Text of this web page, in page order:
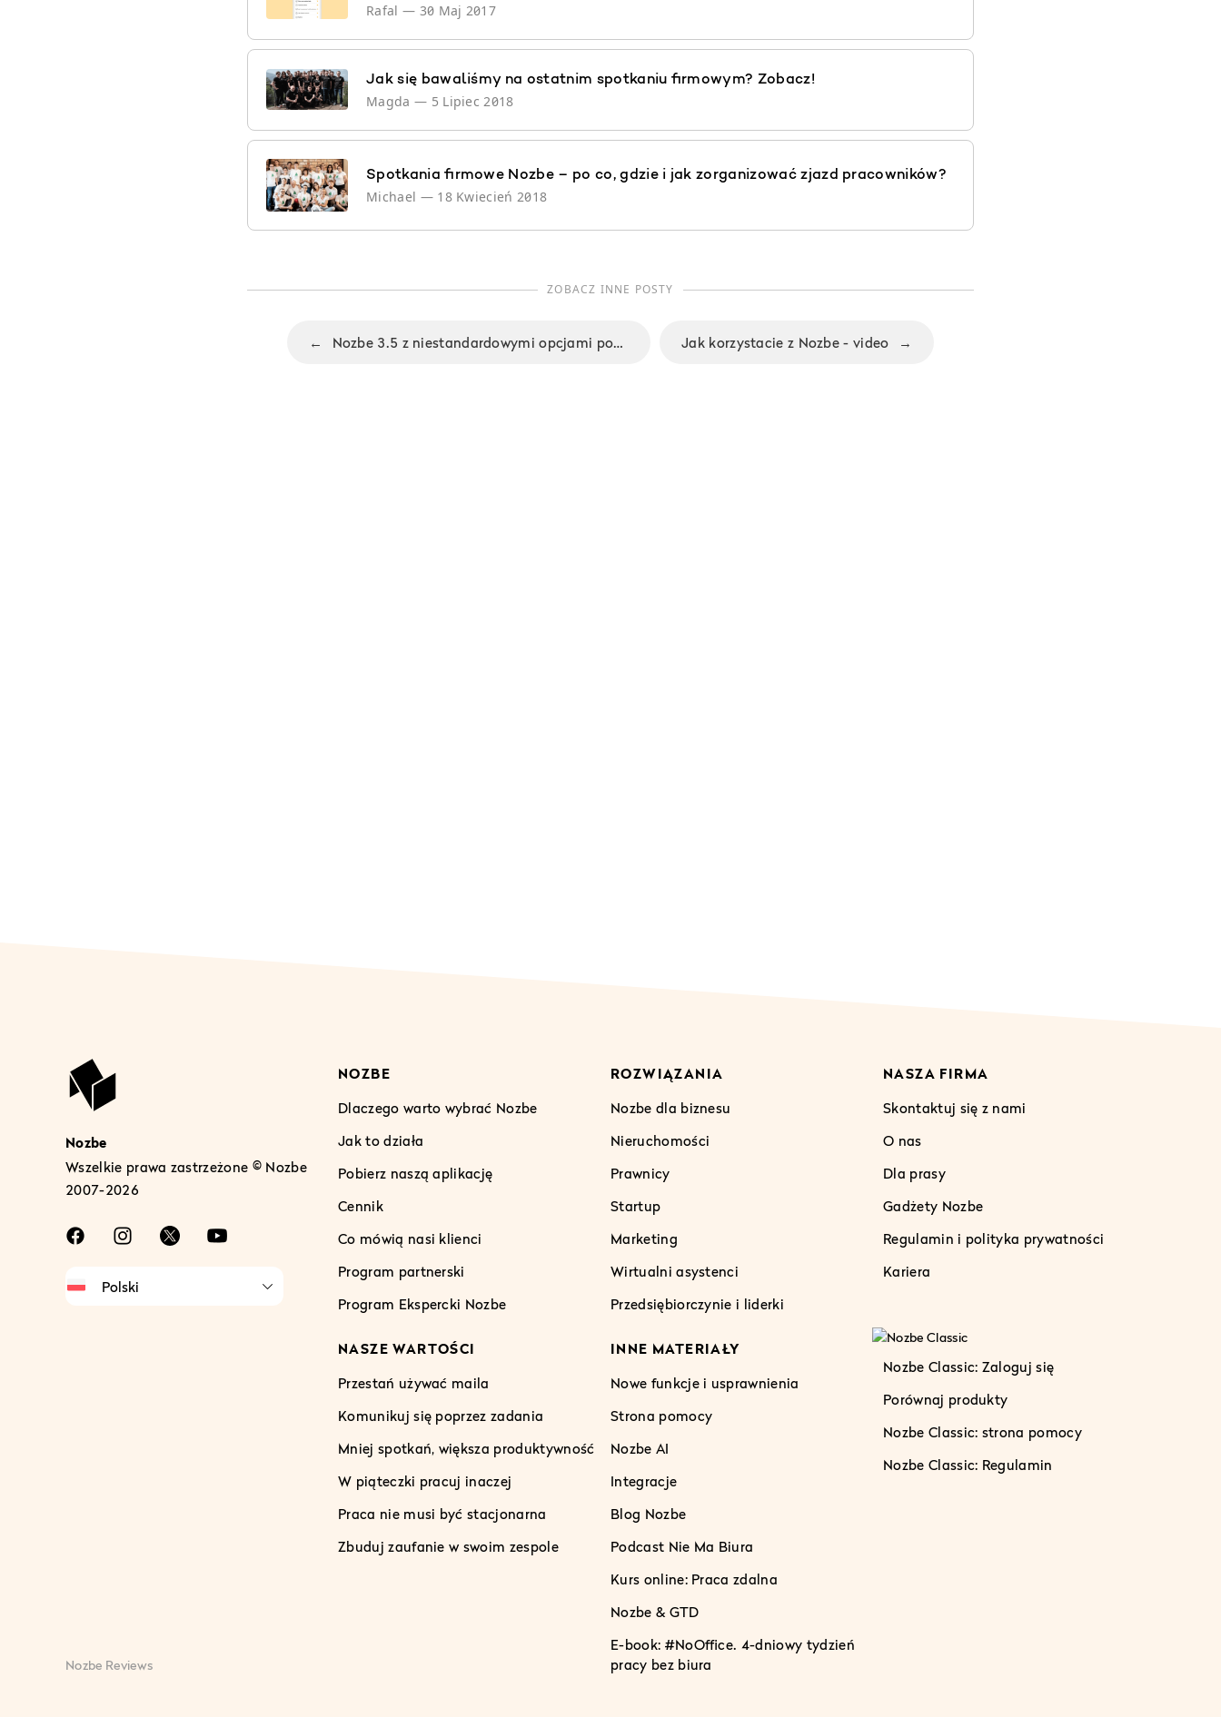
Rafal — 30 Maj 2017
Jak się bawaliśmy na ostatnim spotkaniu firmowym? Zobacz!
Magda — 5 Lipiec 2018
Spotkania firmowe Nozbe – po co, gdzie i jak zorganizować zjazd pracowników?
Michael — 18 Kwiecień 2018
ZOBACZ INNE POSTY
← Nozbe 3.5 z niestandardowymi opcjami powtarzania zadań Jak korzystacie z Nozbe - video →
Nozbe
Wszelkie prawa zastrzeżone © Nozbe
2007-2026
Nozbe Reviews
NOZBE
Dlaczego warto wybrać Nozbe
Jak to działa
Pobierz naszą aplikację
Cennik
Co mówią nasi klienci
Program partnerski
Program Ekspercki Nozbe
ROZWIĄZANIA
Nozbe dla biznesu
Nieruchomości
Prawnicy
Startup
Marketing
Wirtualni asystenci
Przedsiębiorczynie i liderki
NASZA FIRMA
Skontaktuj się z nami
O nas
Dla prasy
Gadżety Nozbe
Regulamin i polityka prywatności
Kariera
NASZE WARTOŚCI
Przestań używać maila
Komunikuj się poprzez zadania
Mniej spotkań, większa produktywność
W piąteczki pracuj inaczej
Praca nie musi być stacjonarna
Zbuduj zaufanie w swoim zespole
INNE MATERIAŁY
Nowe funkcje i usprawnienia
Strona pomocy
Nozbe AI
Integracje
Blog Nozbe
Podcast Nie Ma Biura
Kurs online: Praca zdalna
Nozbe & GTD
E-book: #NoOffice. 4-dniowy tydzień
pracy bez biura
Nozbe Classic: Zaloguj się
Porównaj produkty
Nozbe Classic: strona pomocy
Nozbe Classic: Regulamin